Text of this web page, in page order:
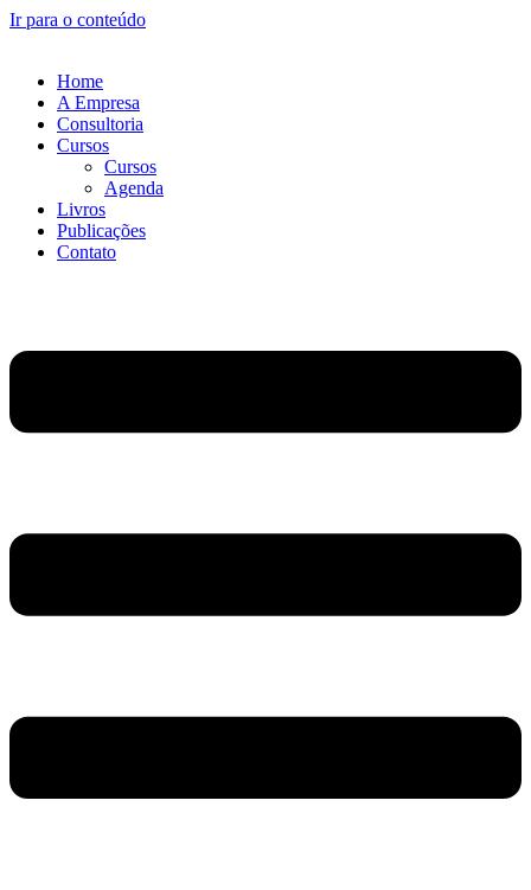
Ir para o conteúdo
Home
A Empresa
Consultoria
Cursos
Cursos
Agenda
Livros
Publicações
Contato